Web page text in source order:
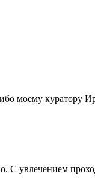
моему куратору
увлечением